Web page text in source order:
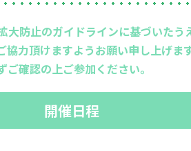
防止のガイドラインに基づいた
力頂けますようお願い申し上げ
確認の上ご参加ください。
開催日程